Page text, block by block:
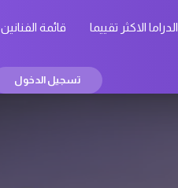
الدراما الاكثر تقييما قائمة الفنانين
تسجيل الدخول